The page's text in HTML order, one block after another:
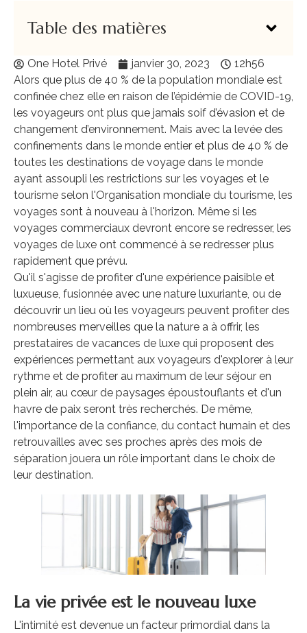
Table des matières
One Hotel Privé janvier 30, 2023
12h56
Alors que plus de 40 % de la population mondiale est
confinée chez elle en raison de l’épidémie de COVID-19,
les voyageurs ont plus que jamais soif d’évasion et de
changement d’environnement. Mais avec la levée des
confinements dans le monde entier et plus de 40 % de
toutes les destinations de voyage dans le monde
ayant assoupli les restrictions sur les voyages et le
tourisme selon l'Organisation mondiale du tourisme, les
voyages sont à nouveau à l'horizon. Même si les
voyages commerciaux devront encore se redresser, les
voyages de luxe ont commencé à se redresser plus
rapidement que prévu.
Qu'il s'agisse de profiter d'une expérience paisible et
luxueuse, fusionnée avec une nature luxuriante, ou de
découvrir un lieu où les voyageurs peuvent profiter des
nombreuses merveilles que la nature a à offrir, les
prestataires de vacances de luxe qui proposent des
expériences permettant aux voyageurs d'explorer à leur
rythme et de profiter au maximum de leur séjour en
plein air, au cœur de paysages époustouflants et d'un
havre de paix seront très recherchés. De même,
l'importance de la confiance, du contact humain et des
retrouvailles avec ses proches après des mois de
séparation jouera un rôle important dans le choix de
leur destination.
La vie privée est le nouveau luxe
L'intimité est devenue un facteur primordial dans la